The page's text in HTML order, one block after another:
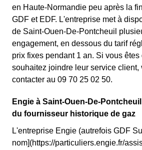
en Haute-Normandie peu après la
GDF et EDF. L'entreprise met à
de Saint-Ouen-De-Pontcheuil
engagement, en dessous du tarif
prix fixes pendant 1 an. Si vous
souhaitez joindre leur service client,
contacter au 09 70 25 02 50.
Engie à Saint-Ouen-De-
du fournisseur historique de gaz
L'entreprise Engie (autrefois GDF
nom](https://particuliers.engie.fr/